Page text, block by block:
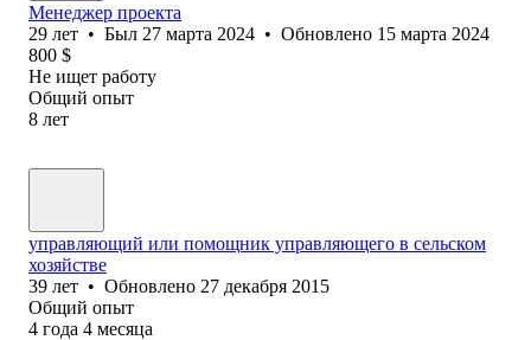
Менеджер проекта
29 лет • Был 27 марта 2024 • Обновлено 15 марта 2024
800 $
Не ищет работу
Общий опыт
8 лет
управляющий или помощник управляющего в сельском
хозяйстве
39 лет • Обновлено 27 декабря 2015
Общий опыт
4 года 4 месяца